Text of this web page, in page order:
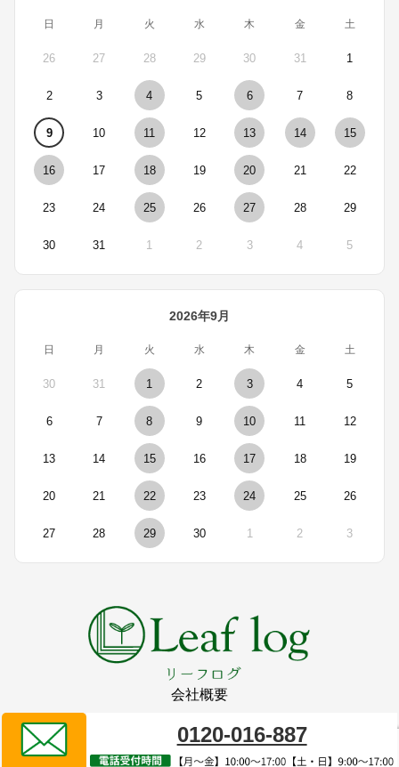
0120-016-887
日 月 火 水 木 金 土
26 27 28 29 30 31 1
2 3 4 5 6 7 8
9 10 11 12 13 14 15
16 17 18 19 20 21 22
23 24 25 26 27 28 29
30 31 1 2 3 4 5
2026年9月
日 月 火 水 木 金 土
30 31 1 2 3 4 5
6 7 8 9 10 11 12
13 14 15 16 17 18 19
20 21 22 23 24 25 26
27 28 29 30 1 2 3
会社概要
リーフログ販売代理店
タイプレイス株式会社